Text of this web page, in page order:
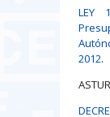
LEY
2012.